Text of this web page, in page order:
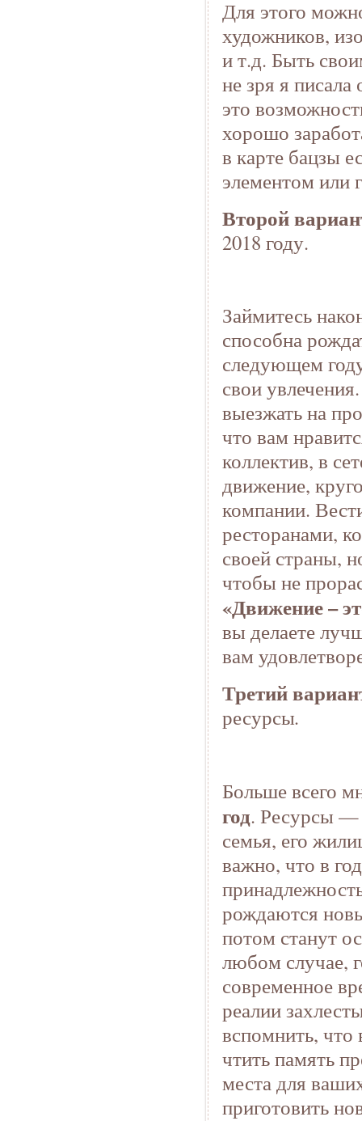
Для этого
художников,
и т.д. Быть
не зря я
это
хорошо
в карте бацзы
элементом или
Второй
2018 году.
Займитесь
способна
следующем
свои
выезжать на
что вам
коллектив, в
движение,
компании.
ресторанами,
своей страны,
чтобы не
«Движение –
вы делаете
вам
Третий
ресурсы.
Больше всего
год. Ресурсы —
семья, его
важно, что в
рождаются
потом станут
любом случае,
современное
реалии
вспомнить,
чтить память
места для
приготовить